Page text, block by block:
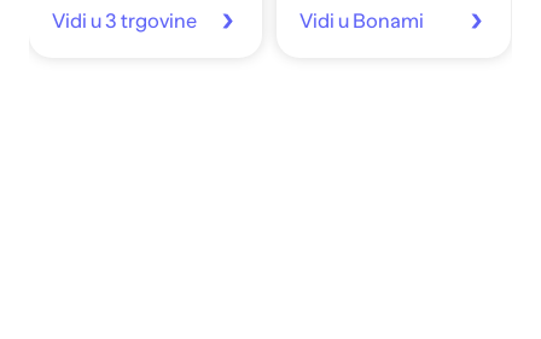
Vidi u 3 trgovine Vidi u Bonami